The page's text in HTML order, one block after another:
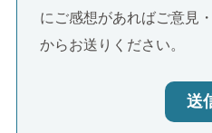
にご感想があればご意見
からお送りください。
送